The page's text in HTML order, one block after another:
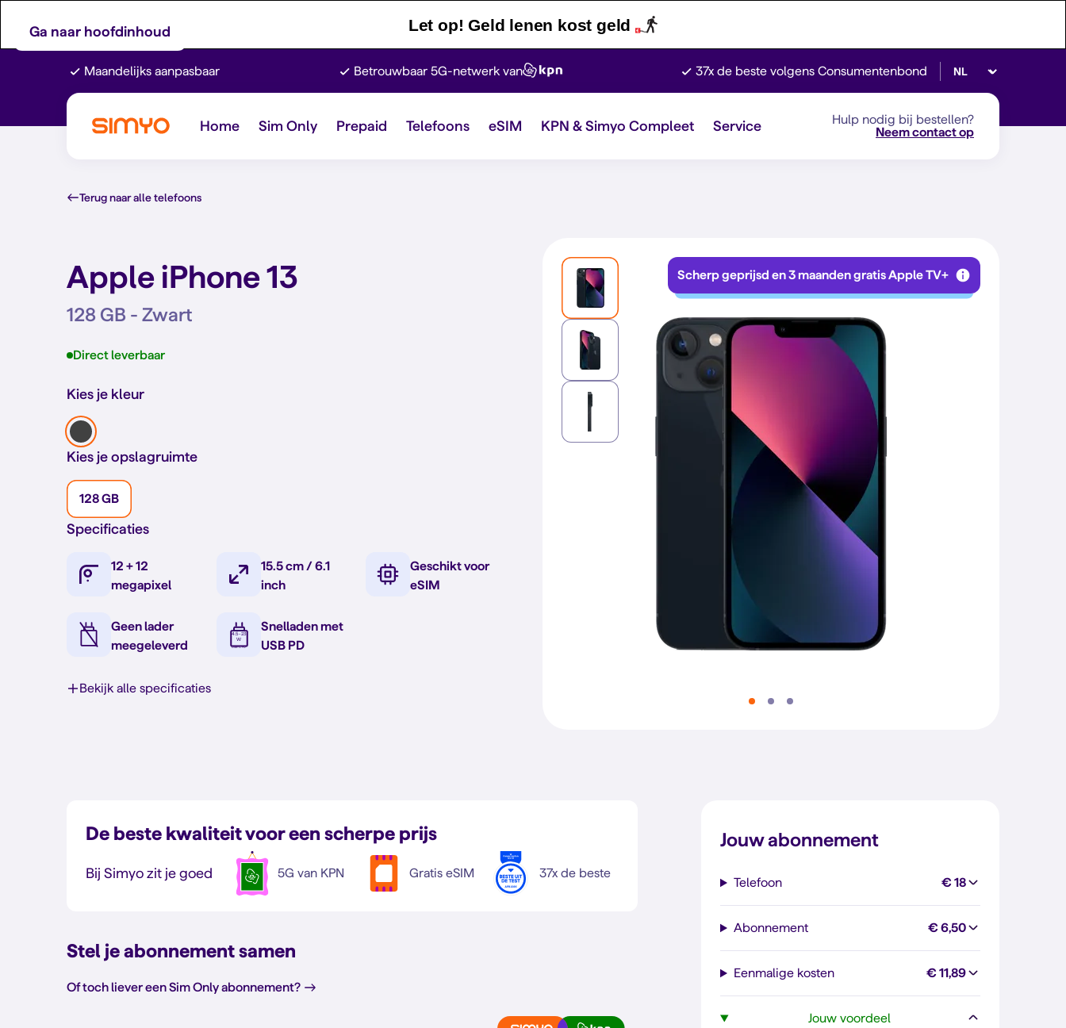
Let op! Geld lenen kost geld
Ga naar hoofdinhoud
Maandelijks aanpasbaar Betrouwbaar 5G-netwerk van 37x de beste volgens Consumentenbond Selecteer taal
Home Sim Only Prepaid Telefoons eSIM KPN & Simyo Compleet Service
Hulp nodig bij bestellen?
Neem contact op
Terug naar alle telefoons
Apple iPhone 13
128 GB - Zwart
Direct leverbaar
Scherp geprijsd en 3 maanden gratis Apple TV+
Kies je kleur
Kies je opslagruimte
128 GB
Specificaties
12 + 12
megapixel
15.5 cm / 6.1
inch
Geschikt voor
eSIM
Geen lader
meegeleverd
Snelladen met
USB PD
Bekijk alle specificaties
De beste kwaliteit voor een scherpe prijs
Bij Simyo zit je goed 5G van KPN Gratis eSIM 37x de beste
Stel je abonnement samen
Of toch liever een Sim Only abonnement?
Jouw abonnement
Telefoon € 18
Abonnement € 6,50
Eenmalige kosten € 11,89
Jouw voordeel